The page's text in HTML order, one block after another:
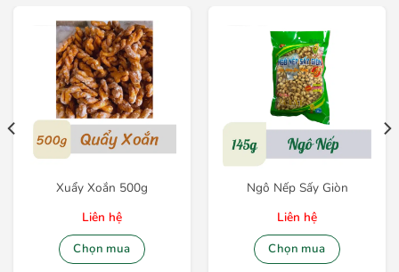
Xuẩy Xoắn 500g
Liên hệ
Chọn mua
Ngô Nếp Sấy Giòn
Liên hệ
Chọn mua